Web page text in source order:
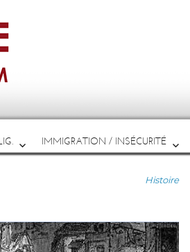
IMMIGRATION / INSÉCURITÉ
Catégories
Histoire